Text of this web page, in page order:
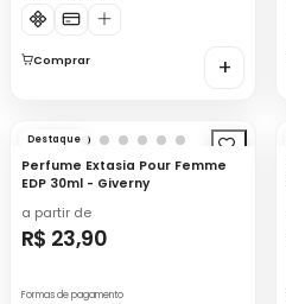
Comprar +
Destaque
Perfume Extasia Pour Femme
EDP 30ml - Giverny
a partir de
R$ 23,90
Formas de pagamento